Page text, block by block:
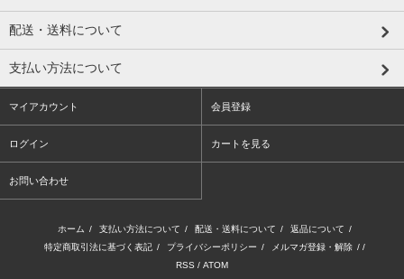
配送・送料について
支払い方法について
マイアカウント 会員登録
ログイン カートを見る
お問い合わせ
ホーム / 支払い方法について / 配送・送料について / 返品について /
特定商取引法に基づく表記 / プライバシーポリシー / メルマガ登録・解除 / /
RSS / ATOM